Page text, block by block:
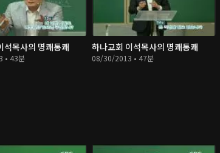
석목사의 명쾌통쾌
• 43분
하나교회 이석목사의 명쾌통쾌
08/30/2013 • 47분